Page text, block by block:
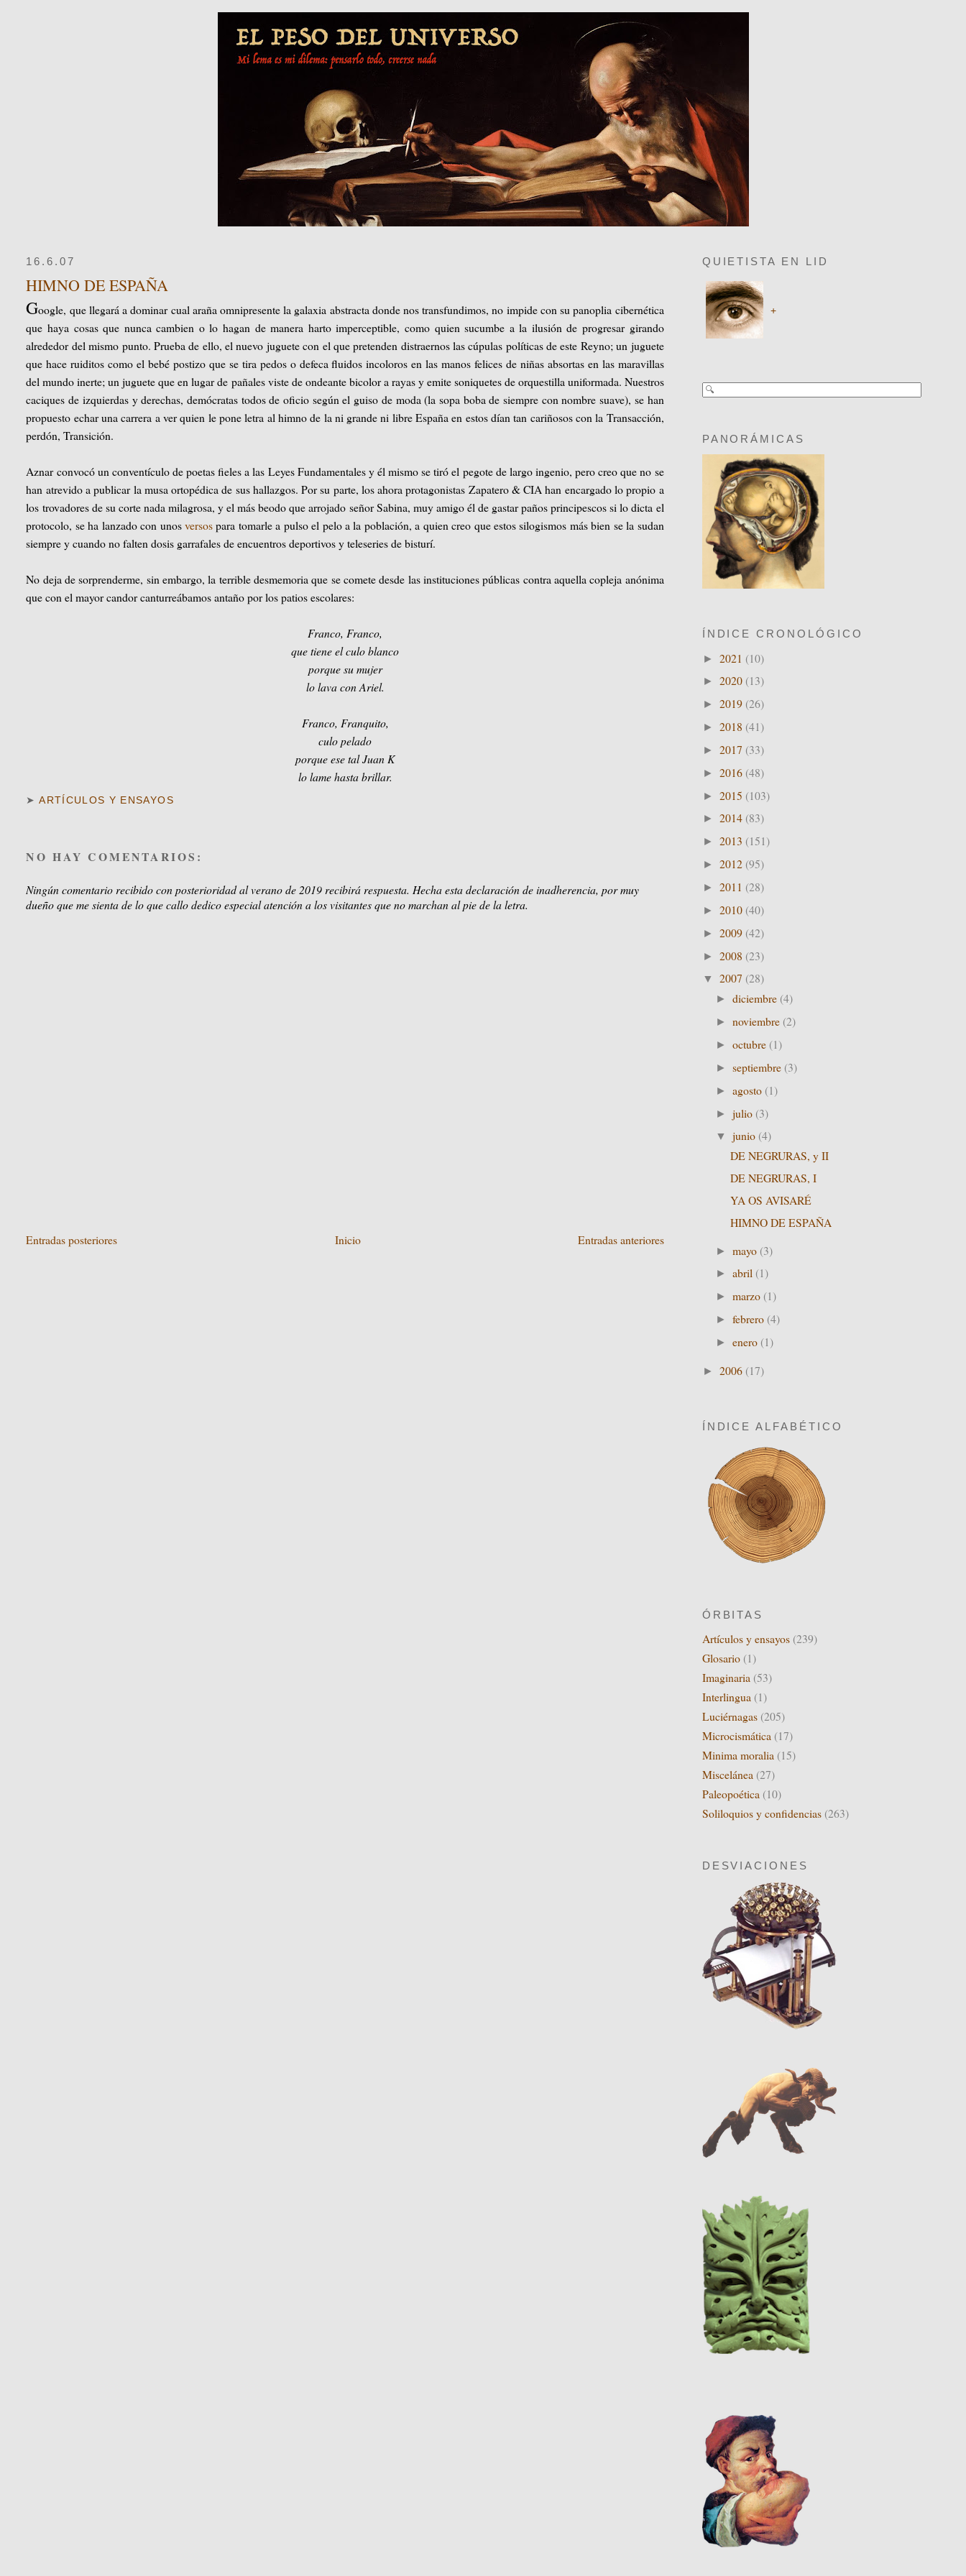
16.6.07
HIMNO DE ESPAÑA
Google, que llegará a dominar cual araña omnipresente la galaxia abstracta donde nos transfundimos, no impide con su panoplia cibernética
que haya cosas que nunca cambien o lo hagan de manera harto imperceptible, como quien sucumbe a la ilusión de progresar girando
alrededor del mismo punto. Prueba de ello, el nuevo juguete con el que pretenden distraernos las cúpulas políticas de este Reyno; un juguete
que hace ruiditos como el bebé postizo que se tira pedos o defeca fluidos incoloros en las manos felices de niñas absortas en las maravillas
del mundo inerte; un juguete que en lugar de pañales viste de ondeante bicolor a rayas y emite soniquetes de orquestilla uniformada. Nuestros
caciques de izquierdas y derechas, demócratas todos de oficio según el guiso de moda (la sopa boba de siempre con nombre suave), se han
propuesto echar una carrera a ver quien le pone letra al himno de la ni grande ni libre España en estos dían tan cariñosos con la Transacción,
perdón, Transición.
Aznar convocó un conventículo de poetas fieles a las Leyes Fundamentales y él mismo se tiró el pegote de largo ingenio, pero creo que no se
han atrevido a publicar la musa ortopédica de sus hallazgos. Por su parte, los ahora protagonistas Zapatero & CIA han encargado lo propio a
los trovadores de su corte nada milagrosa, y el más beodo que arrojado señor Sabina, muy amigo él de gastar paños principescos si lo dicta el
protocolo, se ha lanzado con unosversospara tomarle a pulso el pelo a la población, a quien creo que estos silogismos más bien se la sudan
siempre y cuando no falten dosis garrafales de encuentros deportivos y teleseries de bisturí.
No deja de sorprenderme, sin embargo, la terrible desmemoria que se comete desde las instituciones públicas contra aquella copleja anónima
que con el mayor candor canturreábamos antaño por los patios escolares:
Franco, Franco,
que tiene el culo blanco
porque su mujer
lo lava con Ariel.
Franco, Franquito,
culo pelado
porque ese tal Juan K
lo lame hasta brillar.
➤ARTÍCULOS Y ENSAYOS
NO HAY COMENTARIOS:
Ningún comentario recibido con posterioridad al verano de 2019 recibirá respuesta. Hecha esta declaración de inadherencia, por muy
dueño que me sienta de lo que callo dedico especial atención a los visitantes que no marchan al pie de la letra.
Entradas posteriores Entradas anteriores
Inicio
QUIETISTA EN LID
+
PANORÁMICAS
ÍNDICE CRONOLÓGICO
► 2021 (10)
► 2020 (13)
► 2019 (26)
► 2018 (41)
► 2017 (33)
► 2016 (48)
► 2015 (103)
► 2014 (83)
► 2013 (151)
► 2012 (95)
► 2011 (28)
► 2010 (40)
► 2009 (42)
► 2008 (23)
▼ 2007 (28)
►diciembre (4)
►noviembre (2)
►octubre (1)
►septiembre (3)
►agosto (1)
►julio (3)
▼junio (4)
DE NEGRURAS, y II
DE NEGRURAS, I
YA OS AVISARÉ
HIMNO DE ESPAÑA
►mayo (3)
►abril (1)
►marzo (1)
►febrero (4)
►enero (1)
► 2006 (17)
ÍNDICE ALFABÉTICO
ÓRBITAS
Artículos y ensayos (239)
Glosario (1)
Imaginaria (53)
Interlingua (1)
Luciérnagas (205)
Microcismática (17)
Minima moralia (15)
Miscelánea (27)
Paleopoética (10)
Soliloquios y confidencias (263)
DESVIACIONES